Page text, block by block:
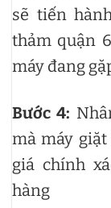
sẽ tiến
thảm quận
máy đang
Bước 4:
mà máy
giá chính
hàng